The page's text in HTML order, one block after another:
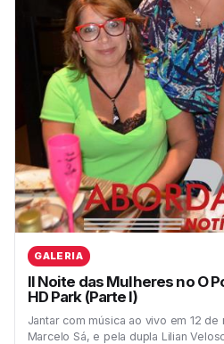
GALERIA
II Noite das Mulheres no O
HD Park (Parte I)
Jantar com música ao vivo em 12
Marcelo Sá, e pela dupla Lilian